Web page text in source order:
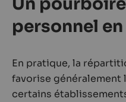
personnel
En pratique, la
favorise généralement
certains